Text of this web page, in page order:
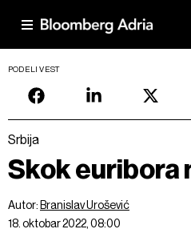
PODELI VEST
Srbija
Skok euribora
Autor: Branislav Urošević
18. oktobar 2022, 08:00